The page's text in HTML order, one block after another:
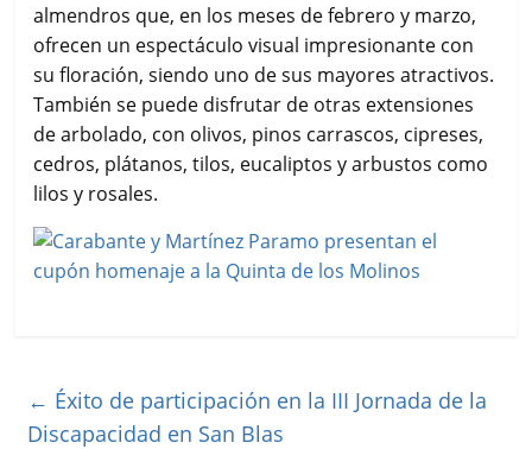
almendros que, en los meses de febrero y marzo,
ofrecen un espectáculo visual impresionante con
su floración, siendo uno de sus mayores atractivos.
También se puede disfrutar de otras extensiones
de arbolado, con olivos, pinos carrascos, cipreses,
cedros, plátanos, tilos, eucaliptos y arbustos como
lilos y rosales.
← Éxito de participación en la III Jornada de la
Discapacidad en San Blas